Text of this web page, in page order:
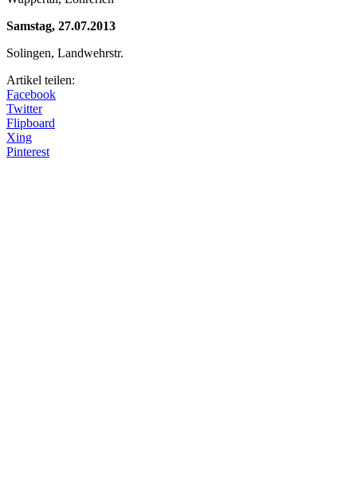
Samstag, 27.07.2013
Solingen, Landwehrstr.
Artikel teilen:
Facebook
Twitter
Flipboard
Xing
Pinterest